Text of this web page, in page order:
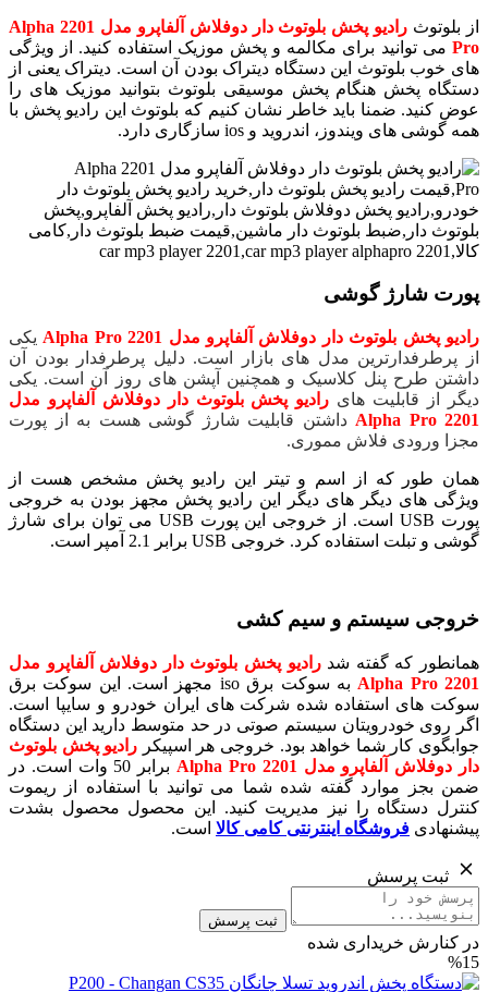
از بلوتوث
رادیو پخش بلوتوث دار دوفلاش آلفاپرو مدل 2201 Alpha
Pro می توانید برای مکالمه و پخش موزیک استفاده کنید. از ویژگی
های خوب بلوتوث این دستگاه دیتراک بودن آن است. دیتراک یعنی از
دستگاه پخش هنگام پخش موسیقی بلوتوث بتوانید موزیک های را
عوض کنید. ضمنا باید خاطر نشان کنیم که بلوتوث این رادیو پخش با
همه گوشی های ویندوز، اندروید و ios سازگاری دارد.
پورت شارژ گوشی
رادیو پخش بلوتوث دار دوفلاش آلفاپرو مدل 2201 Alpha Pro
یکی
از پرطرفدارترین مدل های بازار است. دلیل پرطرفدار بودن آن
داشتن طرح پنل کلاسیک و همچنین آپشن های روز آن است. یکی
دیگر از قابلیت های رادیو پخش بلوتوث دار دوفلاش آلفاپرو مدل
2201 Alpha Pro
داشتن قابلیت شارژ گوشی هست به از پورت
مجزا ورودی فلاش مموری.
همان طور که از اسم و تیتر این رادیو پخش مشخص هست از
ویژگی های دیگر های دیگر این رادیو پخش مجهز بودن به خروجی
پورت USB است. از خروجی این پورت USB می توان برای شارژ
گوشی و تبلت استفاده کرد. خروجی USB برابر 2.1 آمپر است.
خروجی سیستم و سیم کشی
همانطور که گفته شدرادیو پخش بلوتوث دار دوفلاش آلفاپرو مدل
2201 Alpha Pro
به سوکت برق iso مجهز است. این سوکت برق
سوکت های استفاده شده شرکت های ایران خودرو و سایپا است.
اگر روی خودرویتان سیستم صوتی در حد متوسط دارید این دستگاه
جوابگوی کار شما خواهد بود. خروجی هر اسپیکر رادیو پخش بلوتوث
دار دوفلاش آلفاپرو مدل 2201 Alpha Pro
برابر 50 وات است. در
ضمن بجز موارد گفته شده شما می توانید با استفاده از ریموت
کنترل دستگاه را نیز مدیریت کنید. این محصول محصول بشدت
پیشنهادی فروشگاه اینترنتی کامی کالا است.
ثبت پرسش
ثبت پرسش
در کنارش خریداری شده
%15